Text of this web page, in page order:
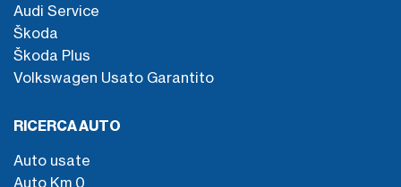
Audi Service
Škoda
Škoda Plus
Volkswagen Usato Garantito
RICERCA AUTO
Auto usate
Auto Km 0